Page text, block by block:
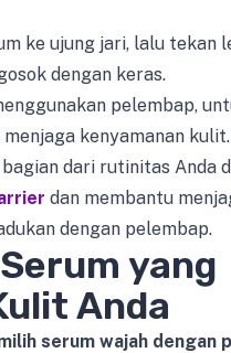
ke ujung jari, lalu tekan
dengan keras.
pelembap,
kenyamanan kulit.
dari rutinitas Anda
dan membantu
dengan pelembap.
yang
Anda
serum wajah dengan